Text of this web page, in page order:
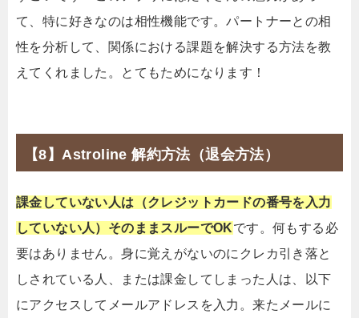
て、特に好きなのは相性機能です。パートナーとの相
性を分析して、関係における課題を解決する方法を教
えてくれました。とてもためになります！
【8】Astroline 解約方法（退会方法）
課金していない人は（クレジットカードの番号を入力
していない人）そのままスルーでOKです。何もする必
要はありません。身に覚えがないのにクレカ引き落と
しされている人、または課金してしまった人は、以下
にアクセスしてメールアドレスを入力。来たメールに